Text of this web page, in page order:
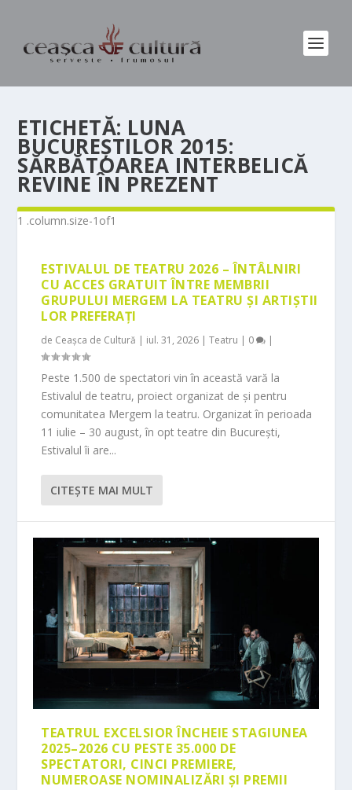
ETICHETĂ: LUNA
BUCUREȘTILOR 2015:
SĂRBĂTOAREA INTERBELICĂ
REVINE ÎN PREZENT
ESTIVALUL DE TEATRU 2026 – ÎNTÂLNIRI
CU ACCES GRATUIT ÎNTRE MEMBRII
GRUPULUI MERGEM LA TEATRU ȘI ARTIȘTII
LOR PREFERAȚI
de Ceașca de Cultură | iul. 31, 2026 |Teatru | 0 |
Peste 1.500 de spectatori vin în această vară la
Estivalul de teatru, proiect organizat de și pentru
comunitatea Mergem la teatru. Organizat în perioada
11 iulie – 30 august, în opt teatre din București,
Estivalul îi are...
CITEŞTE MAI MULT
TEATRUL EXCELSIOR ÎNCHEIE STAGIUNEA
2025–2026 CU PESTE 35.000 DE
SPECTATORI, CINCI PREMIERE,
NUMEROASE NOMINALIZĂRI ȘI PREMII